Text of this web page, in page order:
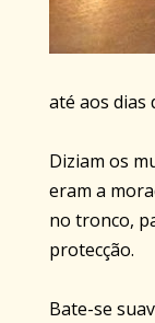
até aos dias
Diziam os
eram a
no tronco,
protecção.
Bate-se